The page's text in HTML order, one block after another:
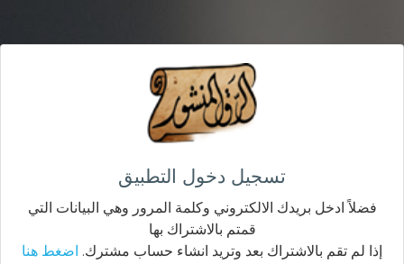
تسجيل دخول التطبيق
فضلاً ادخل بريدك الالكتروني وكلمة المرور وهي البيانات التي
قمتم بالاشتراك بها
إذا لم تقم بالاشتراك بعد وتريد انشاء حساب مشترك. اضغط هنا